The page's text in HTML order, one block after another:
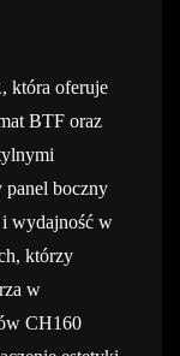
która oferuje
BTF oraz
panel boczny
i wydajność w
którzy
w
CH160